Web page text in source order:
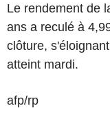
Le rendement de
ans a reculé à
clôture,
atteint mardi.
afp/rp